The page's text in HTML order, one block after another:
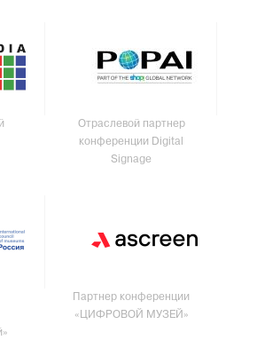
Отраслевой партнер
конференции Digital
Signage
Партнер конференции
«ЦИФРОВОЙ МУЗЕЙ»